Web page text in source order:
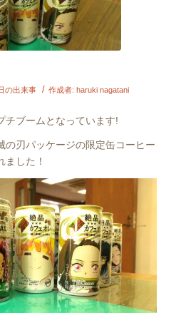
の出来事 / 作成者: haruki nagatani
チブームとなっています!
の刃パッケージの限定缶コーヒー
ました！